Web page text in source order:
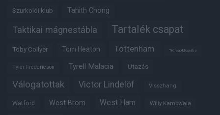
Szurkolói klub Tahith Chong
Taktikai mágnestábla Tartalék csapat
Toby Collyer Tom Heaton Tottenham Trófeabibliográfia
Tyler Fredericson Tyrell Malacia Utazás
Válogatottak Victor Lindelöf Visszhang
Watford West Brom West Ham Willy Kambwala